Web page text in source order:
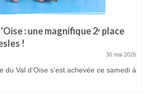
: une magnifique 2ᵉ place
!
30 mai 2026
du Val d’Oise s’est achevée ce samedi à